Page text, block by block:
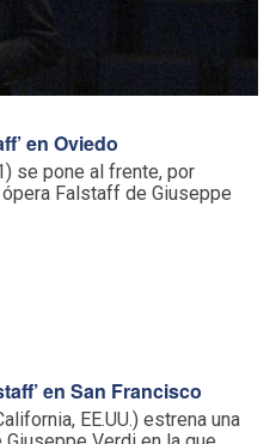
en Oviedo
se pone al frente, por
Falstaff de Giuseppe
en San Francisco
EE.UU.) estrena una